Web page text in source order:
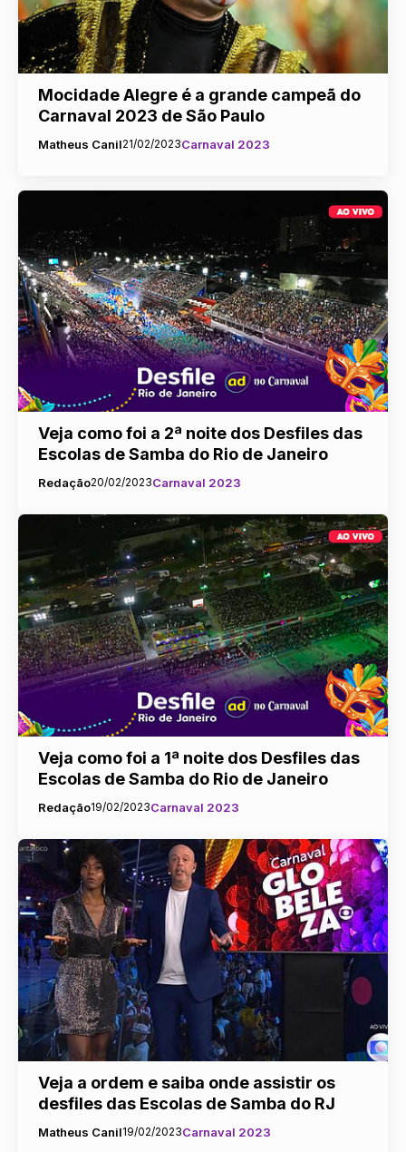
Mocidade Alegre é a grande campeã do
Carnaval 2023 de São Paulo
Matheus Canil21/02/2023Carnaval 2023
Veja como foi a 2ª noite dos Desfiles das
Escolas de Samba do Rio de Janeiro
Redação20/02/2023Carnaval 2023
Veja como foi a 1ª noite dos Desfiles das
Escolas de Samba do Rio de Janeiro
Redação19/02/2023Carnaval 2023
Veja a ordem e saiba onde assistir os
desfiles das Escolas de Samba do RJ
Matheus Canil19/02/2023Carnaval 2023